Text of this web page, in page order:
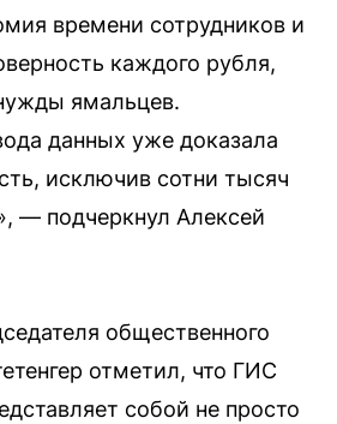
времени сотрудников и
каждого рубля,
ямальцев.
данных уже доказала
исключив сотни тысяч
— подчеркнул Алексей
общественного
отметил, что ГИС
собой не просто